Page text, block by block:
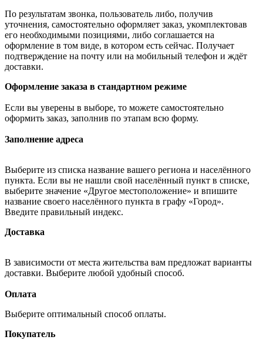
По результатам звонка, пользователь либо, получив
уточнения, самостоятельно оформляет заказ, укомплектовав
его необходимыми позициями, либо соглашается на
оформление в том виде, в котором есть сейчас. Получает
подтверждение на почту или на мобильный телефон и ждёт
доставки.
Оформление заказа в стандартном режиме
Если вы уверены в выборе, то можете самостоятельно
оформить заказ, заполнив по этапам всю форму.
Заполнение адреса
Выберите из списка название вашего региона и населённого
пункта. Если вы не нашли свой населённый пункт в списке,
выберите значение «Другое местоположение» и впишите
название своего населённого пункта в графу «Город».
Введите правильный индекс.
Доставка
В зависимости от места жительства вам предложат варианты
доставки. Выберите любой удобный способ.
Оплата
Выберите оптимальный способ оплаты.
Покупатель